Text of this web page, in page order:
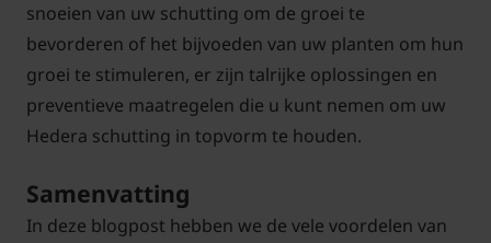
snoeien van uw schutting om de groei te
bevorderen of het bijvoeden van uw planten om hun
groei te stimuleren, er zijn talrijke oplossingen en
preventieve maatregelen die u kunt nemen om uw
Hedera schutting in topvorm te houden.
Samenvatting
In deze blogpost hebben we de vele voordelen van